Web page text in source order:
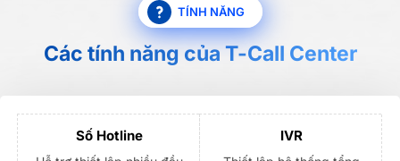
TÍNH NĂNG
Các tính năng của T-Call Center
Số Hotline IVR